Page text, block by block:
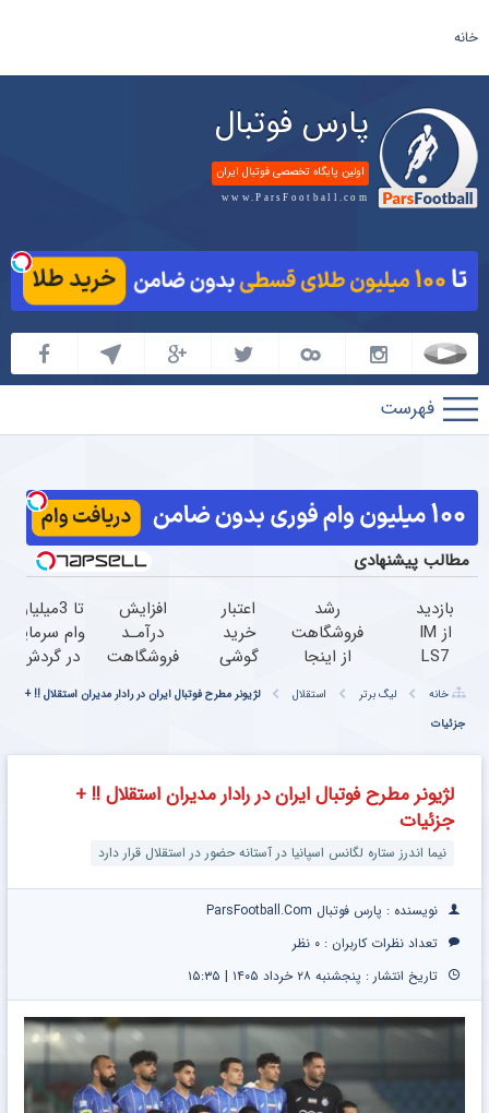
خانه
پارس فوتبال
اولین پایگاه تخصصی فوتبال ایران
www.ParsFootball.com
پارس
فوتبال
مطالب پیشنهادی
بازدید
از IM
LS7
ترین
شاسی
بلند
ایران
در
باشگاه
رشد
فروشگاهت
از اینجا
می‌شه،
بیشتر،
اعتبار
خرید
گوشی
همین
درخواست
افزایش
درآمـد
فروشگاهت
کن
تا 3میلیارد
وام سرمایه
در گردش
فروشندگان
=>
رو ثبت
خانه لیگ برتر استقلال
لژیونر مطرح فوتبال ایران در رادار مدیران استقلال !! +
جزئیات
لژیونر مطرح فوتبال ایران در رادار مدیران استقلال !! +
جزئیات
نیما اندرز ستاره لگانس اسپانیا در آستانه حضور در استقلال قرار دارد
نویسنده : پارس فوتبال ParsFootball.Com
تعداد نظرات کاربران : ۰ نظر
تاریخ انتشار : پنجشنبه ۲۸ خرداد ۱۴۰۵ | ۱۵:۳۵